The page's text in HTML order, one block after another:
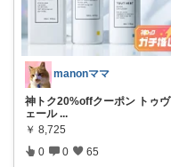
manonママ
神トク20%offクーポン トゥヴ
ェール...
￥ 8,725
0 0 65